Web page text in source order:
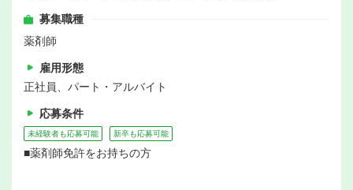
募集職種
薬剤師
雇用形態
正社員、パート・アルバイト
応募条件
未経験者も応募可能 新卒も応募可能
■薬剤師免許をお持ちの方